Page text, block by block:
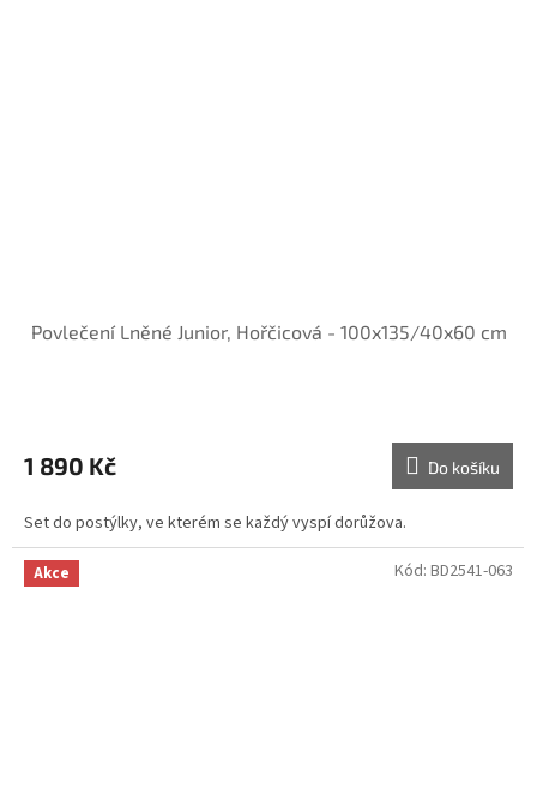
Povlečení Lněné Junior, Hořčicová - 100x135/40x60 cm
1 890 Kč Do košíku
Set do postýlky, ve kterém se každý vyspí dorůžova.
Akce Kód: BD2541-063